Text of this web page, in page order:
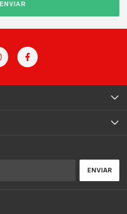
ENVIAR